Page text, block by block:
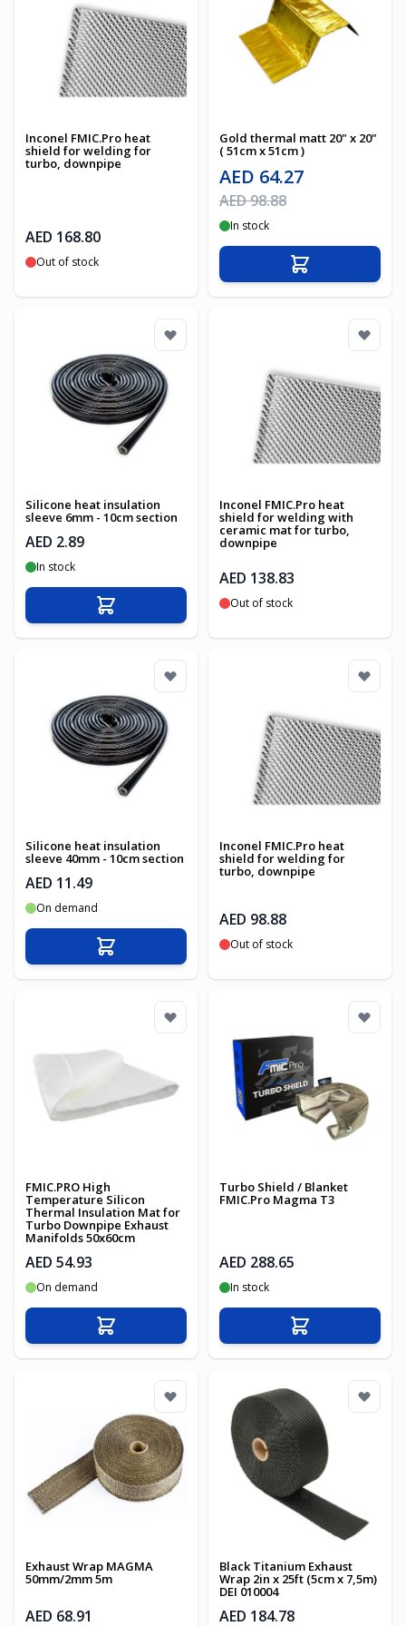
Inconel FMIC.Pro heat
shield for welding for
turbo, downpipe
AED 168.80
Out of stock
Gold thermal matt 20" x 20"
( 51cm x 51cm )
Special Price
AED 64.27
Regular Price
AED 98.88
In stock
Add to Cart
Silicone heat insulation
sleeve 6mm - 10cm section
AED 2.89
In stock
Add to Cart
Inconel FMIC.Pro heat
shield for welding with
ceramic mat for turbo,
downpipe
AED 138.83
Out of stock
Silicone heat insulation
sleeve 40mm - 10cm section
AED 11.49
On demand
Add to Cart
Inconel FMIC.Pro heat
shield for welding for
turbo, downpipe
AED 98.88
Out of stock
FMIC.PRO High
Temperature Silicon
Thermal Insulation Mat for
Turbo Downpipe Exhaust
Manifolds 50x60cm
AED 54.93
On demand
Add to Cart
Turbo Shield / Blanket
FMIC.Pro Magma T3
AED 288.65
In stock
Add to Cart
Exhaust Wrap MAGMA
50mm/2mm 5m
AED 68.91
Black Titanium Exhaust
Wrap 2in x 25ft (5cm x 7,5m)
DEI 010004
AED 184.78